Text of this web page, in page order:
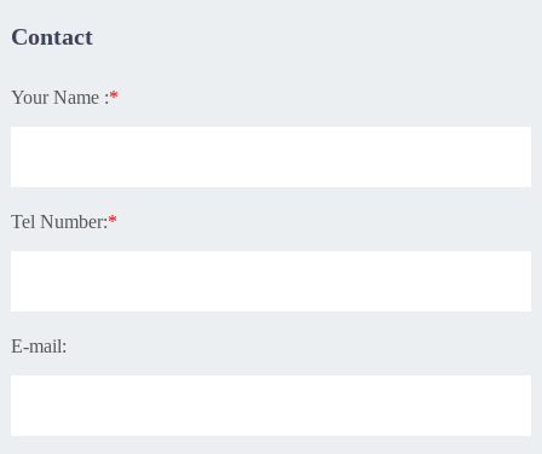
Contact
Your Name :*
Tel Number:*
E-mail: